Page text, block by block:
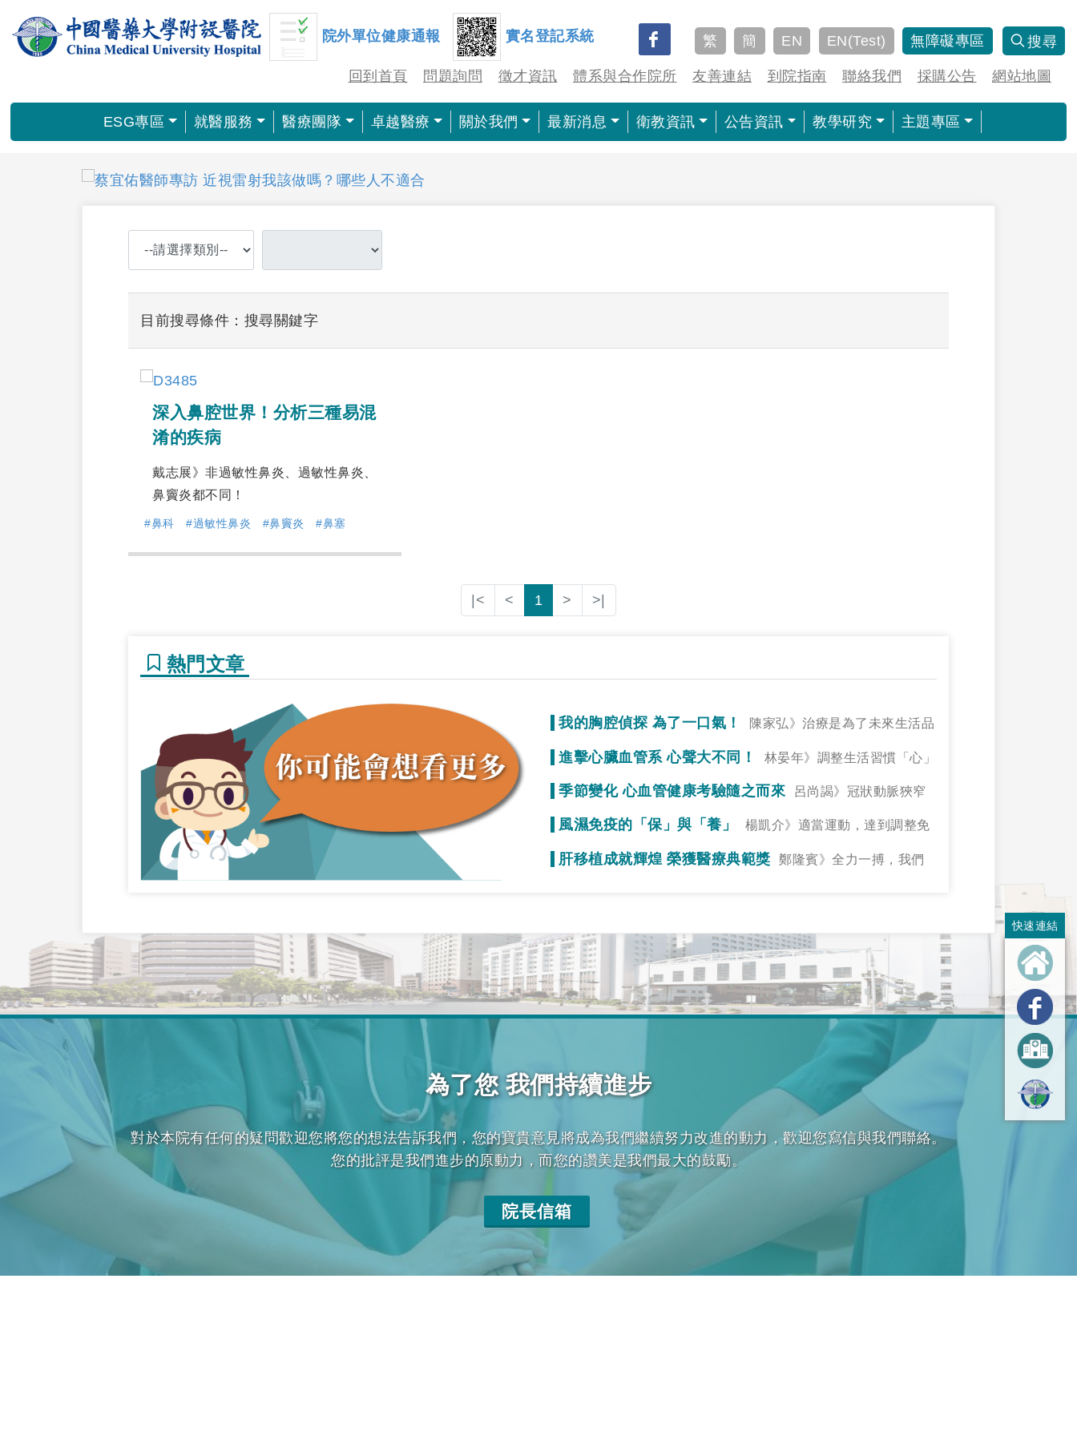
院外單位健康通報 實名登記系統 繁 簡 EN EN(Test) 無障礙專區 搜尋
回到首頁 問題詢問 徵才資訊 體系與合作院所 友善連結 到院指南 聯絡我們 採購公告 網站地圖
ESG專區 就醫服務 醫療團隊 卓越醫療 關於我們 最新消息 衛教資訊 公告資訊 教學研究 主題專區
目前搜尋條件：搜尋關鍵字
深入鼻腔世界！分析三種易混
淆的疾病
戴志展》非過敏性鼻炎、過敏性鼻炎、
鼻竇炎都不同！
#鼻科 #過敏性鼻炎 #鼻竇炎 #鼻塞
|< < 1 > >|
熱門文章
我的胸腔偵探 為了一口氣！
陳家弘》治療是為了未來生活品
進擊心臟血管系 心聲大不同！
林晏年》調整生活習慣「心」
事就變少！
季節變化 心血管健康考驗隨之而來
呂尚謁》冠狀動脈狹窄
初期症狀不明顯
風濕免疫的「保」與「養」
楊凱介》適當運動，達到調整免
疫力的效果
肝移植成就輝煌 榮獲醫療典範獎
鄭隆賓》全力一搏，我們
快速連結
為了您 我們持續進步
對於本院有任何的疑問歡迎您將您的想法告訴我們，您的寶貴意見將成為我們繼續努力改進的動力，歡迎您寫信與我們聯絡。
您的批評是我們進步的原動力，而您的讚美是我們最大的鼓勵。
院長信箱